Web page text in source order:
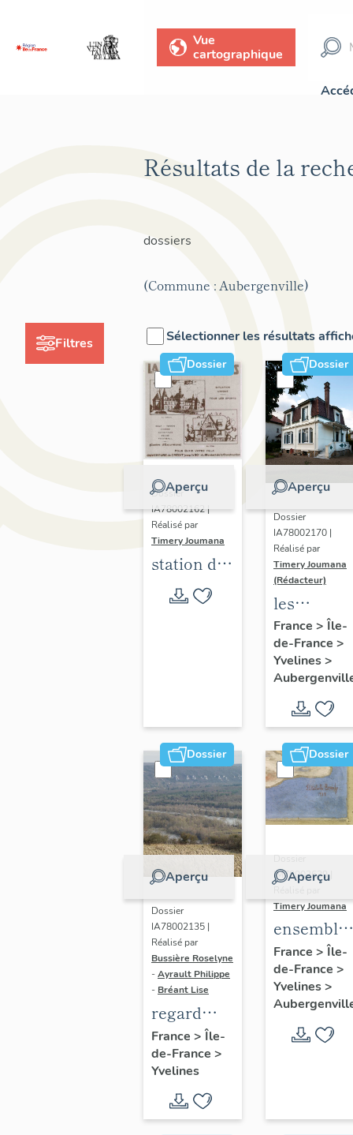
Vue
cartographique
Filtres
Résultats de la
dossiers
(Commune : Aubergenville)
Sélectionner les résultats
Dossier
Aperçu
Dossier
IA78002162 |
Réalisé par
Timery Joumana
station de
villégiature
d'Elisabethville
Dossier
Aperçu
Dossier
IA78002170 |
Réalisé par
Timery Joumana
(Rédacteur)
les
maisons
France > Île-
de-France >
Yvelines>
Dossier
Aperçu
Dossier
IA78002135 |
Réalisé par
Bussière Roselyne
-Ayrault Philippe
- Bréant Lise
regard
photographique
sur le
territoire
de Seine-
Aval
France > Île-
de-France >
Yvelines
Dossier
Aperçu
Dossier
IM78002639 |
Timery Joumana
ensemble
de cinq
peintures
France > Île-
de-France >
Yvelines>